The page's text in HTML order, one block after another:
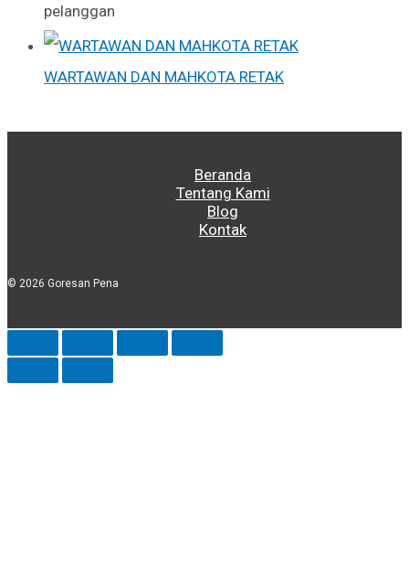
pelanggan
WARTAWAN DAN MAHKOTA RETAK
Beranda
Tentang Kami
Blog
Kontak
© 2026 Goresan Pena